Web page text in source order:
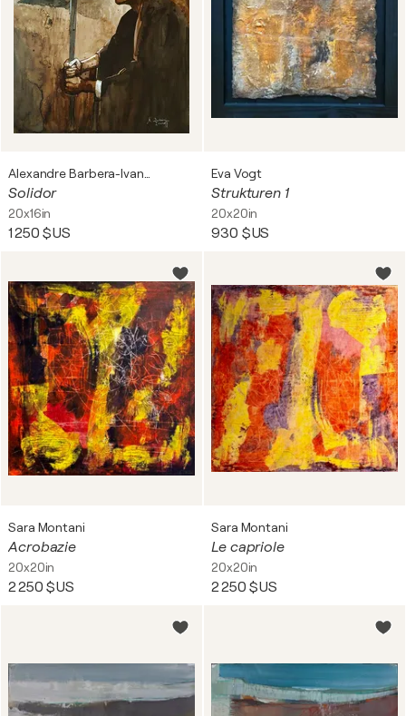
Solidor
20x16in
1 250 $US
Eva Vogt
Strukturen 1
20x20in
930 $US
Sara Montani
Acrobazie
20x20in
2 250 $US
Sara Montani
Le capriole
20x20in
2 250 $US